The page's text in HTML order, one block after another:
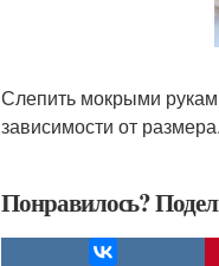
Слепить мокрыми
зависимости от
Понравилось?